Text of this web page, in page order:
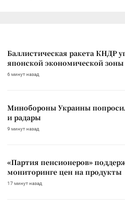
Баллистическая ракета КНДР
японской экономической зоны
6 минут назад
Минобороны Украины
и радары
9 минут назад
«Партия пенсионеров»
мониторинге цен на продукты
17 минут назад